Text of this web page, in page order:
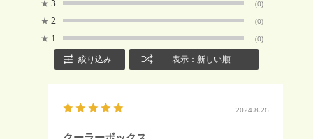
★ 3 (0)
★ 2 (0)
★ 1 (0)
絞り込み 表示：新しい順
2024.8.26